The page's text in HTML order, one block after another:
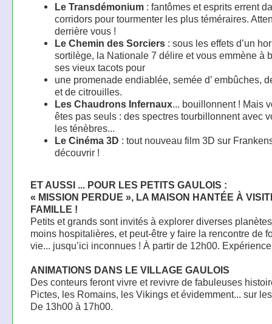
Le Transdémonium: fantômes et esprits errent
corridors pour tourmenter les plus téméraires.
derrière vous !
Le Chemin des Sorciers: sous les effets d’un
sortilège, la Nationale 7 délire et vous emmène à
ses vieux tacots pour
une promenade endiablée, semée d’ embûches,
et de citrouilles.
Les Chaudrons Infernaux... bouillonnent ! Mais
êtes pas seuls : des spectres tourbillonnent avec
les ténèbres...
Le Cinéma 3D : tout nouveau film 3D sur
découvrir !
ET AUSSI ... POUR LES PETITS GAULOIS :
« MISSION PERDUE », LA MAISON HANTÉE À
FAMILLE !
Petits et grands sont invités à explorer diverses
moins hospitalières, et peut-être y faire la rencontre de
vie... jusqu’ici inconnues ! À partir de 12h00.
ANIMATIONS DANS LE VILLAGE GAULOIS
Des conteurs feront vivre et revivre de fabuleuses
Pictes, les Romains, les Vikings et évidemment... sur
De 13h00 à 17h00.